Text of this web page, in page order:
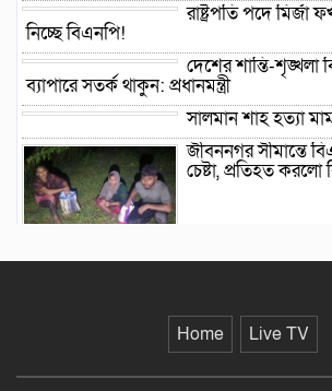
রাষ্ট্রপতি পদে
নিচ্ছে বিএনপি!
দেশের শান্তি-শৃঙ্খলা
ব্যাপারে সতর্ক থাকুন: প্রধানমন্ত্রী
সালমান শাহ হত্যা
জীবননগর সীমান্তে
চেষ্টা, প্রতিহত করলো
খুললো ভারত
Home Live TV